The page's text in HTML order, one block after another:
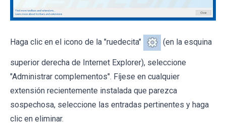
Haga clic en el icono de la "ruedecita" (en la esquina
superior derecha de Internet Explorer), seleccione
"Administrar complementos". Fíjese en cualquier
extensión recientemente instalada que parezca
sospechosa, seleccione las entradas pertinentes y haga
clic en eliminar.